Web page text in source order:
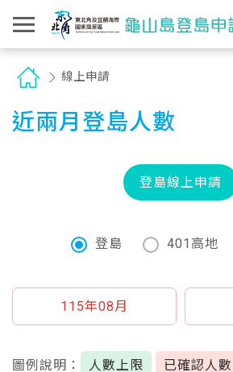
線上申請
近兩月登島人數
登島線上申請
登島 401高地
115年08月
圖例說明： 人數上限 已確認人數